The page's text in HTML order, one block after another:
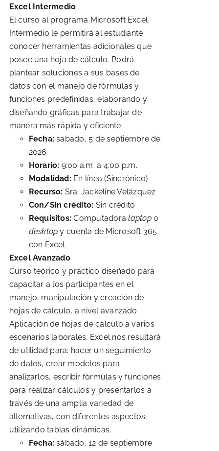
Excel Intermedio
El curso al programa Microsoft Excel
Intermedio le permitirá al estudiante
conocer herramientas adicionales que
posee una hoja de cálculo. Podrá
plantear soluciones a sus bases de
datos con el manejo de fórmulas y
funciones predefinidas, elaborando y
diseñando gráficas para trabajar de
manera más rápida y eficiente.
Fecha: sabado, 5 de septiembre de
2026
Horario: 9:00 a.m. a 4:00 p.m.
Modalidad: En línea (Sincrónico)
Recurso: Sra. Jackeline Velázquez
Con/Sin crédito: Sin crédito
Requisitos: Computadoralaptopo
desktop y cuenta de Microsoft 365
con Excel.
Excel Avanzado
Curso teórico y práctico diseñado para
capacitar a los participantes en el
manejo, manipulación y creación de
hojas de cálculo, a nivel avanzado.
Aplicación de hojas de cálculo a varios
escenarios laborales. Excel nos resultará
de utilidad para: hacer un seguimiento
de datos, crear modelos para
analizarlos, escribir fórmulas y funciones
para realizar cálculos y presentarlos a
través de una amplia variedad de
alternativas, con diferentes aspectos,
utilizando tablas dinámicas.
Fecha: sábado, 12 de septiembre